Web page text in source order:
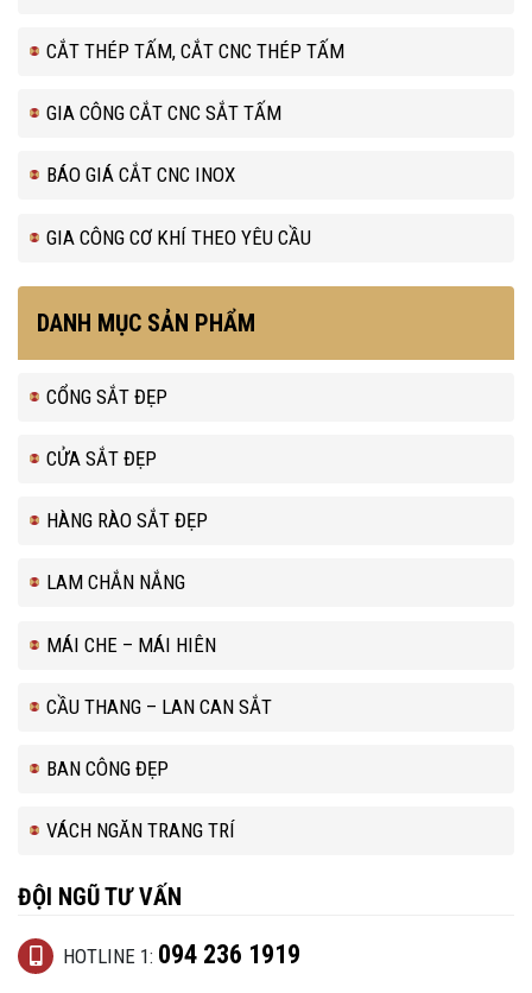
CẮT THÉP TẤM, CẮT CNC THÉP TẤM
GIA CÔNG CẮT CNC SẮT TẤM
BÁO GIÁ CẮT CNC INOX
GIA CÔNG CƠ KHÍ THEO YÊU CẦU
DANH MỤC SẢN PHẨM
CỔNG SẮT ĐẸP
CỬA SẮT ĐẸP
HÀNG RÀO SẮT ĐẸP
LAM CHẮN NẮNG
MÁI CHE – MÁI HIÊN
CẦU THANG – LAN CAN SẮT
BAN CÔNG ĐẸP
VÁCH NGĂN TRANG TRÍ
ĐỘI NGŨ TƯ VẤN
HOTLINE 1: 094 236 1919